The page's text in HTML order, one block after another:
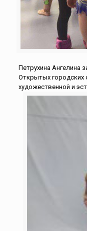
Петрухина Ангелина
Открытых городских
художественной и